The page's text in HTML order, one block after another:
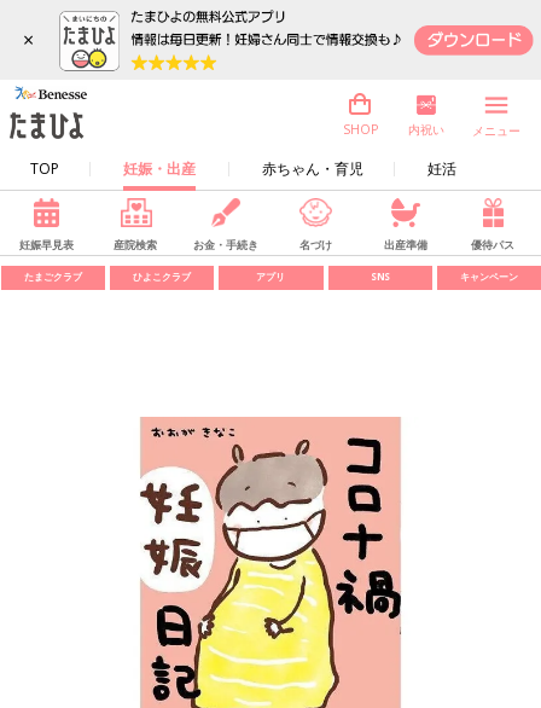
×
TOP 妊娠・出産 赤ちゃん・育児 妊活
SHOP 内祝い メニュー
妊娠早見表 産院検索 お金・手続き 名づけ 出産準備 優待パス
たまごクラブ ひよこクラブ アプリ SNS キャンペーン